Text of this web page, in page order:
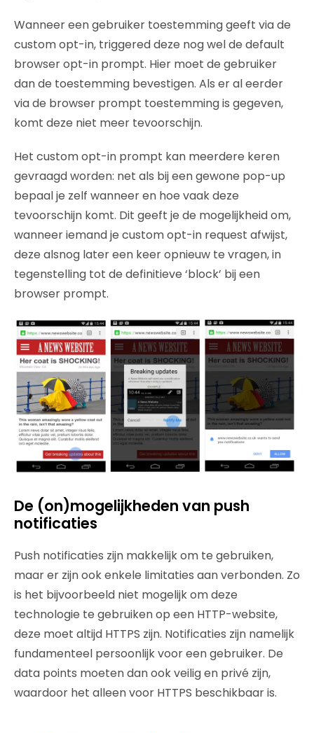
Wanneer een gebruiker toestemming geeft via de
custom opt-in, triggered deze nog wel de default
browser opt-in prompt. Hier moet de gebruiker
dan de toestemming bevestigen. Als er al eerder
via de browser prompt toestemming is gegeven,
komt deze niet meer tevoorschijn.
Het custom opt-in prompt kan meerdere keren
gevraagd worden: net als bij een gewone pop-up
bepaal je zelf wanneer en hoe vaak deze
tevoorschijn komt. Dit geeft je de mogelijkheid om,
wanneer iemand je custom opt-in request afwijst,
deze alsnog later een keer opnieuw te vragen, in
tegenstelling tot de definitieve ‘block’ bij een
browser prompt.
De (on)mogelijkheden van push
notificaties
Push notificaties zijn makkelijk om te gebruiken,
maar er zijn ook enkele limitaties aan verbonden. Zo
is het bijvoorbeeld niet mogelijk om deze
technologie te gebruiken op een HTTP-website,
deze moet altijd HTTPS zijn. Notificaties zijn namelijk
fundamenteel persoonlijk voor een gebruiker. De
data points moeten dan ook veilig en privé zijn,
waardoor het alleen voor HTTPS beschikbaar is.